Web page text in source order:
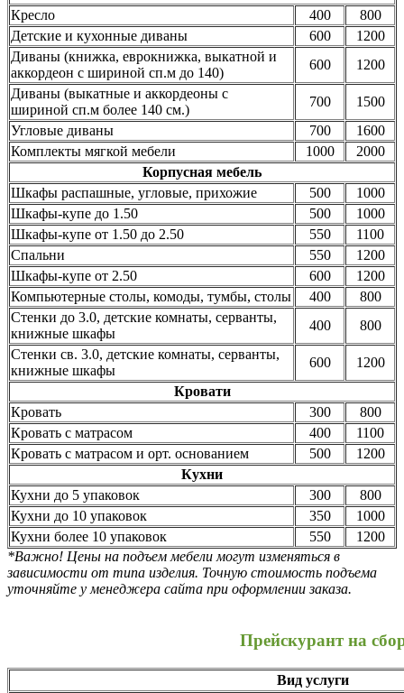
Кресло
400
800
Детские и кухонные диваны
600
1200
Диваны (книжка, еврокнижка, выкатной и
аккордеон с шириной сп.м до 140)
600
1200
Диваны (выкатные и аккордеоны с
шириной сп.м более 140 см.)
700
1500
Угловые диваны
700
1600
Комплекты мягкой мебели
1000
2000
Корпусная мебель
Шкафы распашные, угловые, прихожие
500
1000
Шкафы-купе до 1.50
500
1000
Шкафы-купе от 1.50 до 2.50
550
1100
Спальни
550
1200
Шкафы-купе от 2.50
600
1200
Компьютерные столы, комоды, тумбы, столы
400
800
Стенки до 3.0, детские комнаты, серванты,
книжные шкафы
400
800
Стенки св. 3.0, детские комнаты, серванты,
книжные шкафы
600
1200
Кровати
Кровать
300
800
Кровать с матрасом
400
1100
Кровать с матрасом и орт. основанием
500
1200
Кухни
Кухни до 5 упаковок
300
800
Кухни до 10 упаковок
350
1000
Кухни более 10 упаковок
550
1200
*Важно! Цены на подъем мебели могут изменяться в
зависимости от типа изделия. Точную стоимость подъема
уточняйте у менеджера сайта при оформлении заказа.
Прейскурант на
Вид услуги